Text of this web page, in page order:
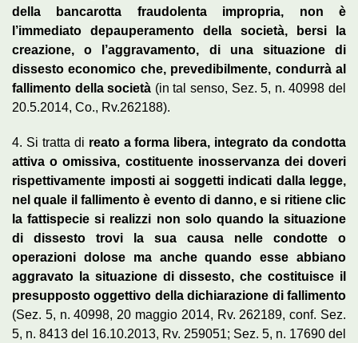
della bancarotta fraudolenta impropria, non è
l’immediato depauperamento della società, bersi la
creazione, o l’aggravamento, di una situazione di
dissesto economico che, prevedibilmente, condurrà al
fallimento della società (in tal senso, Sez. 5, n. 40998 del
20.5.2014, Co., Rv.262188).
4. Si tratta di reato a forma libera, integrato da condotta
attiva o omissiva, costituente inosservanza dei doveri
rispettivamente imposti ai soggetti indicati dalla legge,
nel quale il fallimento è evento di danno, e si ritiene clic
la fattispecie si realizzi non solo quando la situazione
di dissesto trovi la sua causa nelle condotte o
operazioni dolose ma anche quando esse abbiano
aggravato la situazione di dissesto, che costituisce il
presupposto oggettivo della dichiarazione di fallimento
(Sez. 5, n. 40998, 20 maggio 2014, Rv. 262189, conf. Sez.
5, n. 8413 del 16.10.2013, Rv. 259051; Sez. 5, n. 17690 del